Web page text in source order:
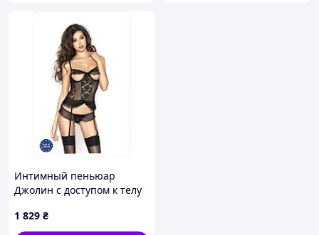
Интимный пеньюар
Джолин с доступом к телу
1 829 ₴